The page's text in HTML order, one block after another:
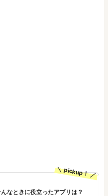
pickup！
なときに役立ったアプリは？